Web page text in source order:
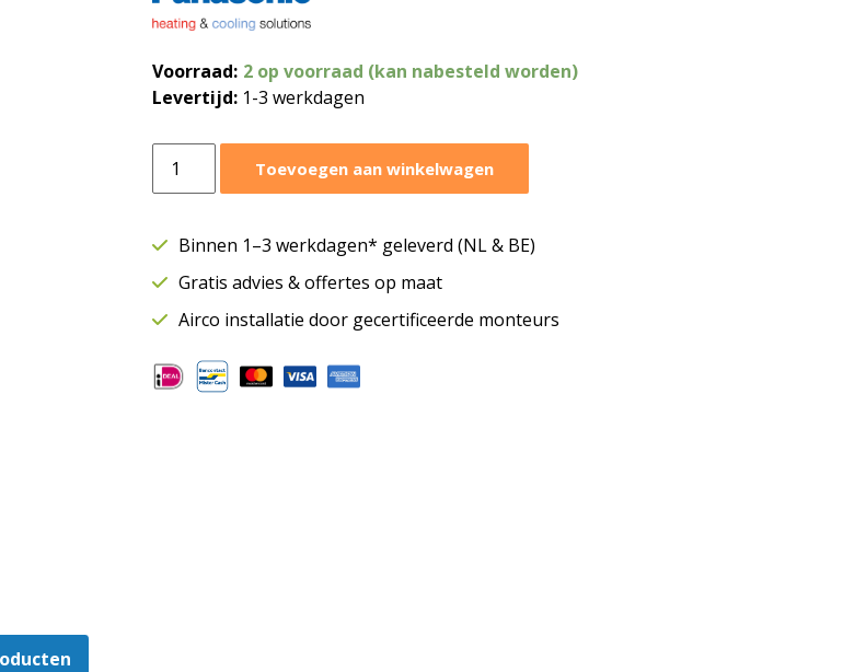
Voorraad: 2 op voorraad (kan nabesteld worden)
Levertijd: 1-3 werkdagen
wandmodel
4,2
|
Single-
|
Zwart
Toevoegen aan winkelwagen
Binnen 1–3 werkdagen* geleverd (NL & BE)
Gratis advies & offertes op maat
Airco installatie door gecertificeerde monteurs